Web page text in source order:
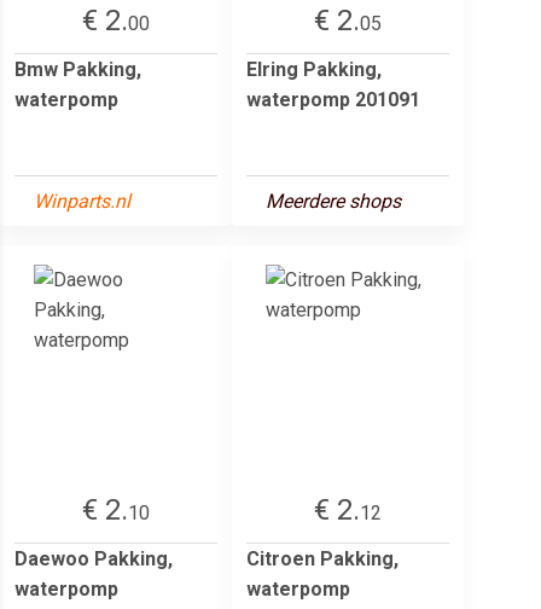
€ 2.00
Bmw Pakking,
waterpomp
Winparts.nl
€ 2.05
Elring Pakking,
waterpomp 201091
Meerdere shops
€ 2.10
Daewoo Pakking,
waterpomp
€ 2.12
Citroen Pakking,
waterpomp